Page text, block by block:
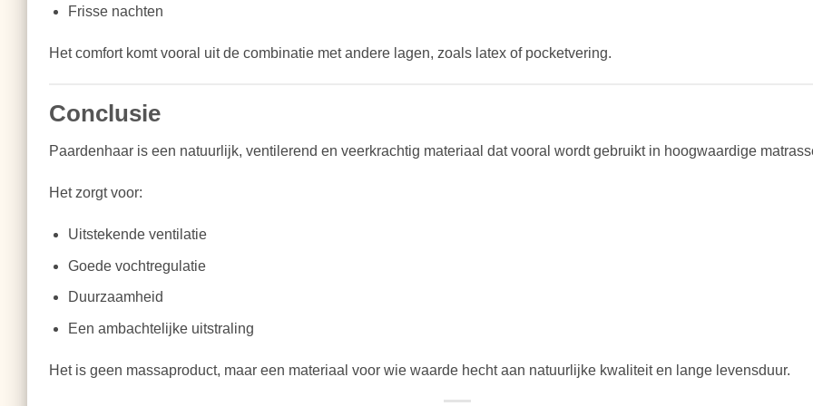
Frisse nachten
Het comfort komt vooral uit de combinatie met andere lagen, zoals latex of pocketvering.
Conclusie
Paardenhaar is een natuurlijk, ventilerend en veerkrachtig materiaal dat vooral wordt gebruikt in hoogwaardige
Het zorgt voor:
Uitstekende ventilatie
Goede vochtregulatie
Duurzaamheid
Een ambachtelijke uitstraling
Het is geen massaproduct, maar een materiaal voor wie waarde hecht aan natuurlijke kwaliteit en lange levensduur.